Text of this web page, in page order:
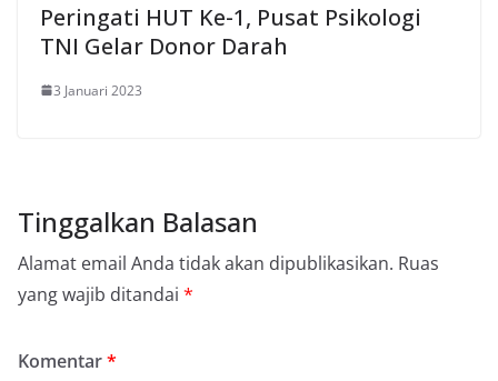
Peringati HUT Ke-1, Pusat Psikologi
TNI Gelar Donor Darah
3 Januari 2023
Tinggalkan Balasan
Alamat email Anda tidak akan dipublikasikan. Ruas
yang wajib ditandai *
Komentar*